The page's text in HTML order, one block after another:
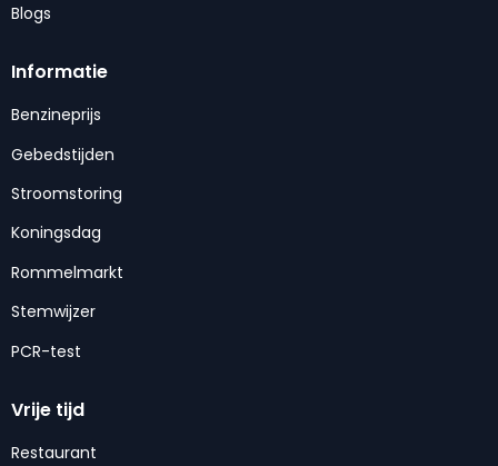
Blogs
Informatie
Benzineprijs
Gebedstijden
Stroomstoring
Koningsdag
Rommelmarkt
Stemwijzer
PCR-test
Vrije tijd
Restaurant